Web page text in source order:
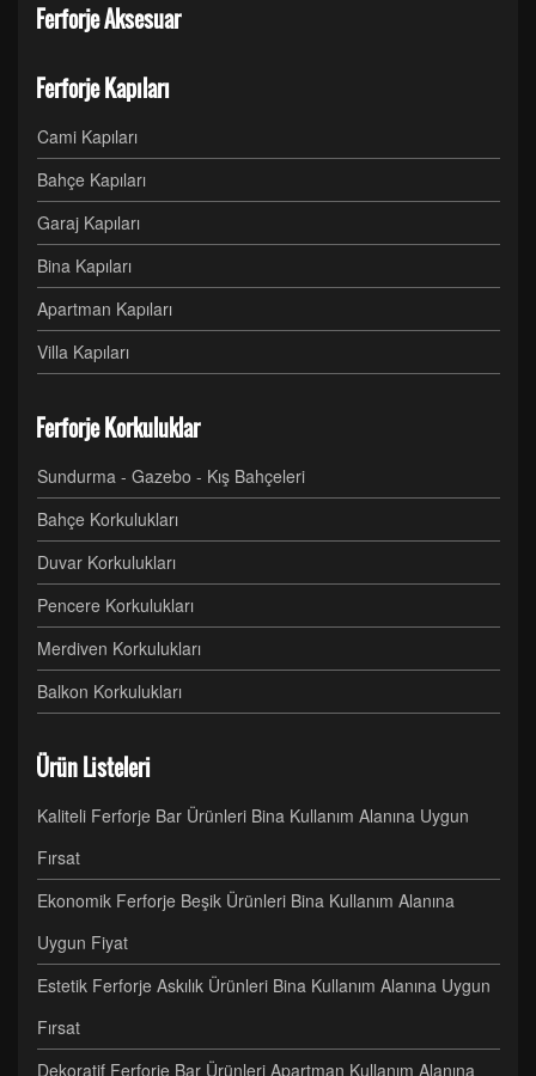
Ferforje Aksesuar
Ferforje Kapıları
Cami Kapıları
Bahçe Kapıları
Garaj Kapıları
Bina Kapıları
Apartman Kapıları
Villa Kapıları
Ferforje Korkuluklar
Sundurma - Gazebo - Kış Bahçeleri
Bahçe Korkulukları
Duvar Korkulukları
Pencere Korkulukları
Merdiven Korkulukları
Balkon Korkulukları
Ürün Listeleri
Kaliteli Ferforje Bar Ürünleri Bina Kullanım Alanına Uygun
Fırsat
Ekonomik Ferforje Beşik Ürünleri Bina Kullanım Alanına
Uygun Fiyat
Estetik Ferforje Askılık Ürünleri Bina Kullanım Alanına Uygun
Fırsat
Dekoratif Ferforje Bar Ürünleri Apartman Kullanım Alanına